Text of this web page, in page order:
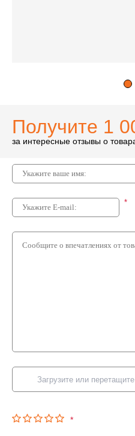
Получите 1
за интересные отзывы о
*
Загрузите или
*